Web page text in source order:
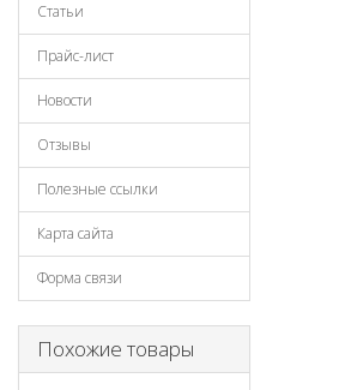
Статьи
Прайс-лист
Новости
Отзывы
Полезные ссылки
Карта сайта
Форма связи
Похожие товары